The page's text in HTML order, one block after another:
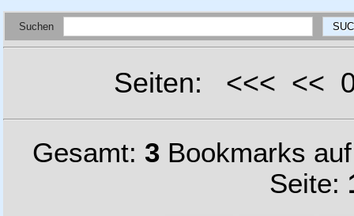
Suchen
Seiten: <<< <<
Gesamt: 3Bookmarks
Seite: